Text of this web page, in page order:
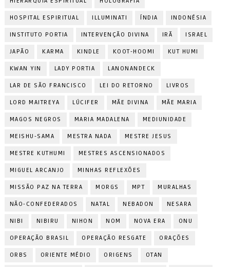
HOSPITAL ESPIRITUAL ILLUMINATI ÍNDIA INDONÉSIA
INSTITUTO PORTIA INTERVENÇÃO DIVINA IRÃ ISRAEL
JAPÃO KARMA KINDLE KOOT-HOOMI KUT HUMI
KWAN YIN LADY PORTIA LANONANDECK
LAR DE SÃO FRANCISCO LEI DO RETORNO LIVROS
LORD MAITREYA LÚCIFER MÃE DIVINA MÃE MARIA
MAGOS NEGROS MARIA MADALENA MEDIUNIDADE
MEISHU-SAMA MESTRA NADA MESTRE JESUS
MESTRE KUTHUMI MESTRES ASCENSIONADOS
MIGUEL ARCANJO MINHAS REFLEXÕES
MISSÃO PAZ NA TERRA MORGS MPT MURALHAS
NÃO-CONFEDERADOS NATAL NEBADON NESARA
NIBI NIBIRU NIHON NOM NOVA ERA ONU
OPERAÇÃO BRASIL OPERAÇÃO RESGATE ORAÇÕES
ORBS ORIENTE MÉDIO ORIGENS OTAN